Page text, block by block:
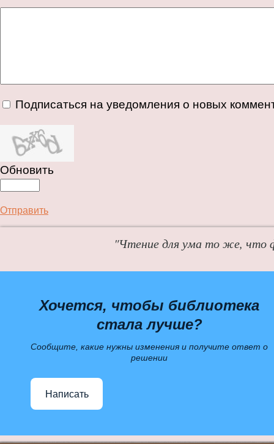
Подписаться на уведомления о новых
Обновить
Отправить
"Чтение для ума то же, что
Хочется, чтобы библиотека
стала лучше?
Сообщите, какие нужны изменения и получите ответ о
решении
Написать